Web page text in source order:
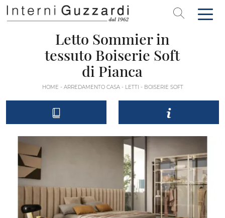
Letto Sommier in
tessuto Boiserie Soft
di Pianca
HOME - ARREDAMENTO CASA- LETTI - BOISERIE SOFT